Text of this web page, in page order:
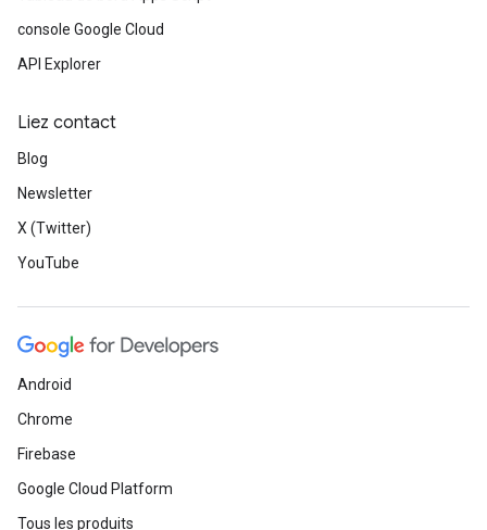
console Google Cloud
API Explorer
Liez contact
Blog
Newsletter
X (Twitter)
YouTube
Android
Chrome
Firebase
Google Cloud Platform
Tous les produits